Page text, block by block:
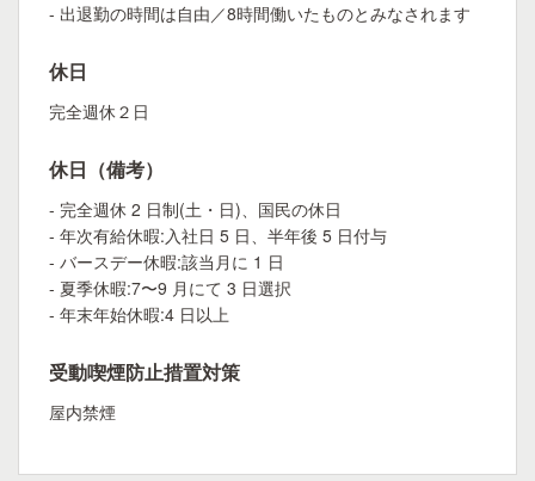
- 出退勤の時間は自由／8時間働いたものとみなされます
休日
完全週休２日
休日（備考）
- 完全週休 2 日制(土・日)、国⺠の休日
- 年次有給休暇:入社日 5 日、半年後 5 日付与
- バースデー休暇:該当月に 1 日
- 夏季休暇:7〜9 月にて 3 日選択
- 年末年始休暇:4 日以上
受動喫煙防止措置対策
屋内禁煙